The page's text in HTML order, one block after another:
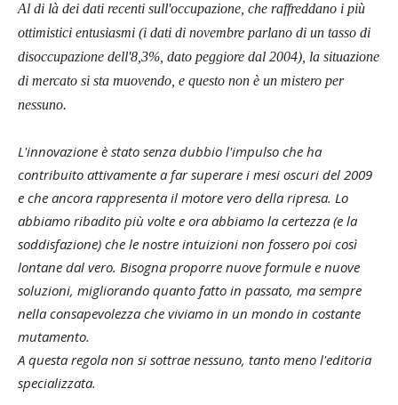
Al di là dei dati recenti sull'occupazione, che raffreddano i più
ottimistici entusiasmi (i dati di novembre parlano di un tasso di
disoccupazione dell'8,3%, dato peggiore dal 2004), la situazione
di mercato si sta muovendo, e questo non è un mistero per
nessuno.
L'innovazione è stato senza dubbio l'impulso che ha
contribuito attivamente a far superare i mesi oscuri del 2009
e che ancora rappresenta il motore vero della ripresa. Lo
abbiamo ribadito più volte e ora abbiamo la certezza (e la
soddisfazione) che le nostre intuizioni non fossero poi così
lontane dal vero. Bisogna proporre nuove formule e nuove
soluzioni, migliorando quanto fatto in passato, ma sempre
nella consapevolezza che viviamo in un mondo in costante
mutamento.
A questa regola non si sottrae nessuno, tanto meno l'editoria
specializzata.